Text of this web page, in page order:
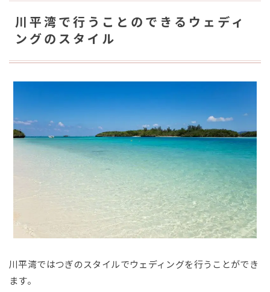
川平湾で行うことのできるウェディ
ングのスタイル
川平湾ではつぎのスタイルでウェディングを行うことができ
ます。